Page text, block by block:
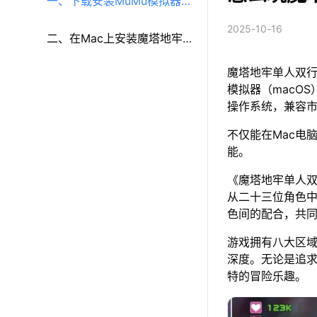
（macOS）（原MuMu模拟
二、在Mac上安装魔塔地牢
2025-10-16
魔塔地牢单人双
模拟器（macOS
操作系统，兼容
不仅能在Mac电
能。
《魔塔地牢单人
从二十三位角色
色间的配合，共
游戏拥有八大区
深度。无论是追
特的冒险乐趣。